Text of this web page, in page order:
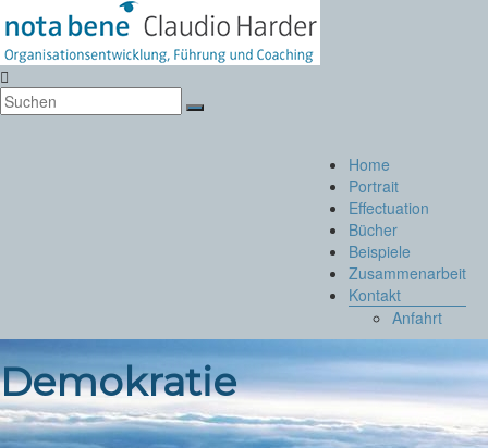
Inhalt
springen
Notabene
Organisationsentwicklung
Home
Portrait
Effectuation
Bücher
Beispiele
Zusammenarbeit
Kontakt
Anfahrt
Demokratie